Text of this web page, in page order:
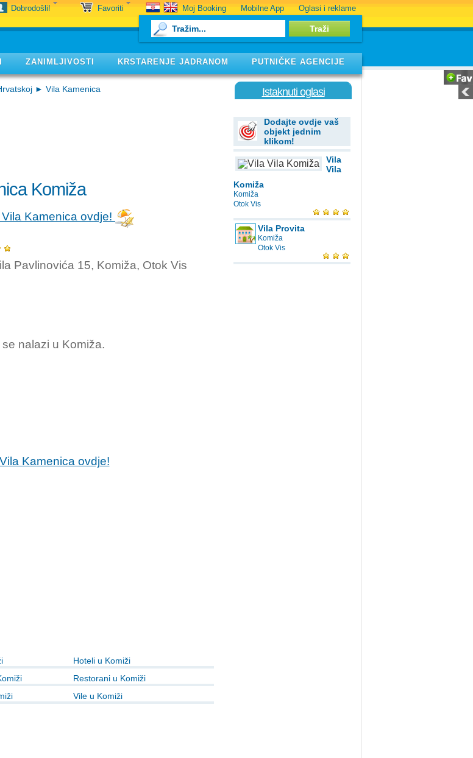
Dobrodošli! Favoriti Moj Booking Mobilne App Oglasi i reklame
ZANIMLJIVOSTI KRSTARENJE JADRANOM PUTNIČKE AGENCIJE
► Vila Kamenica
Komiža
Kamenica ovdje!
Pavlinovića 15, Komiža, Otok Vis
nalazi u Komiža.
Kamenica ovdje!
Hoteli u Komiži
Restorani u Komiži
Vile u Komiži
Istaknuti oglasi
Dodajte ovdje vaš
objekt jednim
klikom!
Vila
Vila
Komiža
Komiža
Otok Vis
Vila Provita
Komiža
Otok Vis